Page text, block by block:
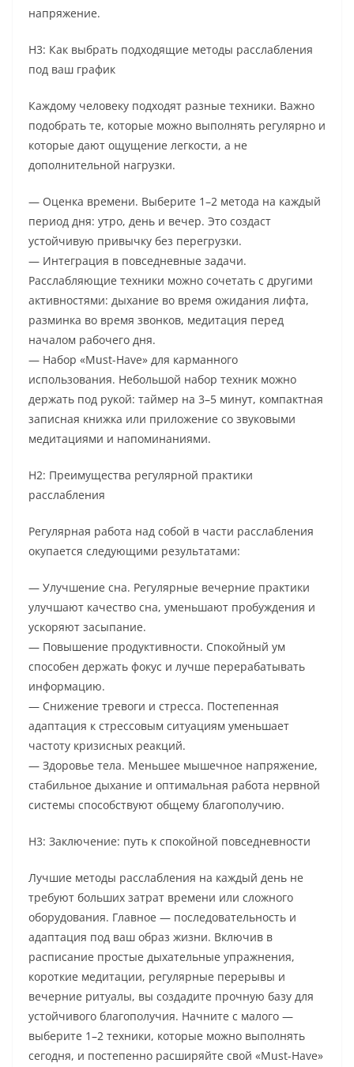
напряжение.
H3: Как выбрать подходящие методы расслабления
под ваш график
Каждому человеку подходят разные техники. Важно
подобрать те, которые можно выполнять регулярно и
которые дают ощущение легкости, а не
дополнительной нагрузки.
— Оценка времени. Выберите 1–2 метода на каждый
период дня: утро, день и вечер. Это создаст
устойчивую привычку без перегрузки.
— Интеграция в повседневные задачи.
Расслабляющие техники можно сочетать с другими
активностями: дыхание во время ожидания лифта,
разминка во время звонков, медитация перед
началом рабочего дня.
— Набор «Must-Have» для карманного
использования. Небольшой набор техник можно
держать под рукой: таймер на 3–5 минут, компактная
записная книжка или приложение со звуковыми
медитациями и напоминаниями.
H2: Преимущества регулярной практики
расслабления
Регулярная работа над собой в части расслабления
окупается следующими результатами:
— Улучшение сна. Регулярные вечерние практики
улучшают качество сна, уменьшают пробуждения и
ускоряют засыпание.
— Повышение продуктивности. Спокойный ум
способен держать фокус и лучше перерабатывать
информацию.
— Снижение тревоги и стресса. Постепенная
адаптация к стрессовым ситуациям уменьшает
частоту кризисных реакций.
— Здоровье тела. Меньшее мышечное напряжение,
стабильное дыхание и оптимальная работа нервной
системы способствуют общему благополучию.
H3: Заключение: путь к спокойной повседневности
Лучшие методы расслабления на каждый день не
требуют больших затрат времени или сложного
оборудования. Главное — последовательность и
адаптация под ваш образ жизни. Включив в
расписание простые дыхательные упражнения,
короткие медитации, регулярные перерывы и
вечерние ритуалы, вы создадите прочную базу для
устойчивого благополучия. Начните с малого —
выберите 1–2 техники, которые можно выполнять
сегодня, и постепенно расширяйте свой «Must-Have»